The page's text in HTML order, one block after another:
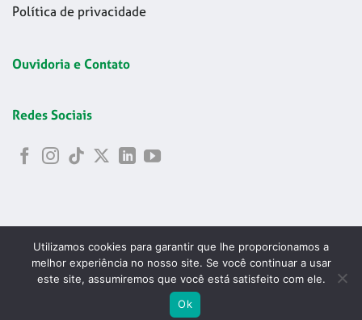
Política de privacidade
Ouvidoria e Contato
Redes Sociais
Copyright 2026 © Codelapa | 2024 Confederação Brasileira de
Esgrima - CNPJ 42.178.699/0001-24
Utilizamos cookies para garantir que lhe proporcionamos a
melhor experiência no nosso site. Se você continuar a usar
este site, assumiremos que você está satisfeito com ele.
Ok